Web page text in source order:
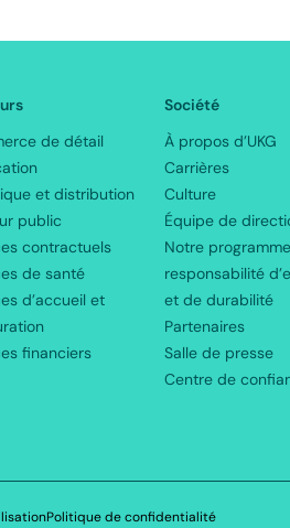
de détail
et distribution
public
contractuels
de santé
d’accueil et
financiers
Société
À propos d’UKG
Carrières
Culture
Équipe de
Notre
responsabilité
et de durabilité
Partenaires
Salle de presse
Centre de
Politique de confidentialité